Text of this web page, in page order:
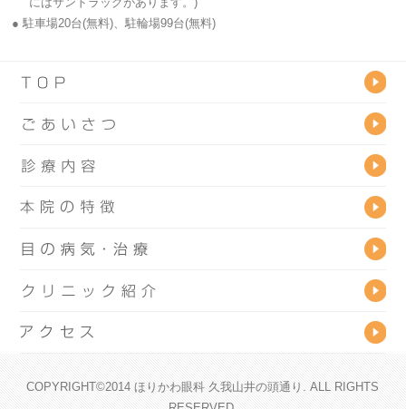
● 駐車場20台(無料)、駐輪場99台(無料)
COPYRIGHT©2014 ほりかわ眼科 久我山井の頭通り. ALL RIGHTS